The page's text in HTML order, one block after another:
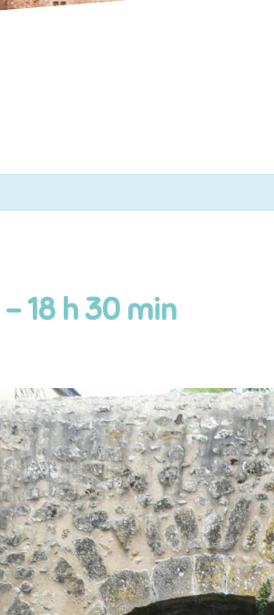
-18 h 30 min